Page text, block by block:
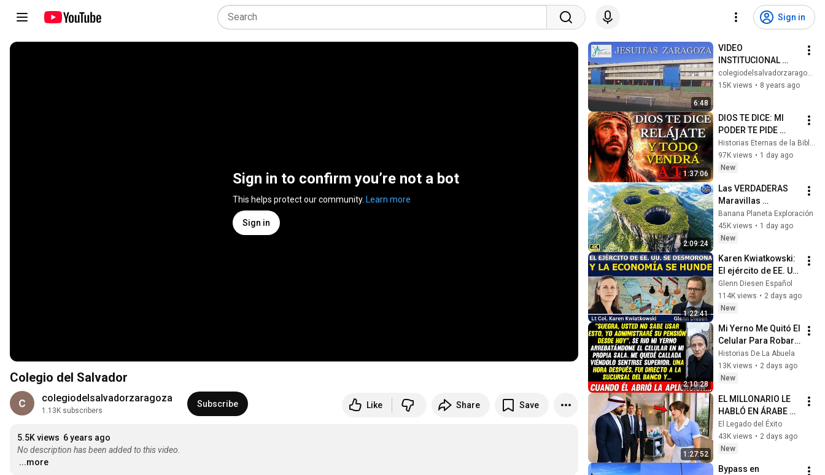
Sign in
Sign in to confirm you’re not a bot
This helps protect our community. Learn more
Sign in
Colegio del Salvador
colegiodelsalvadorzaragoza
1.13K subscribers
Subscribe Like Share Save
5.5K views 6 years ago
No description has been added to this video.
...more
6:48
VIDEO
INSTITUCIONAL
COLEGIO DEL
SALVADOR
colegiodelsalvadorzaragoza
15K views • 8 years ago
1:37:06
DIOS TE DICE: MI
PODER TE PIDE
RELÁJARTE Y
SOLTAR EL
CONTROL, TODO
MOMENTO
PERFECTO
Historias Eternas de la Biblia
97K views • 1 day ago
New
2:09:24
Las VERDADERAS
Maravillas
Naturales Que la
Mayoría de la Gente
Nunca Verá |
Banana Planeta Exploración
45K views • 1 day ago
New
1:22:41
Karen Kwiatkowski:
El ejército de EE. UU.
se desmorona y la
economía se hunde
Glenn Diesen Español
114K views • 2 days ago
New
2:10:28
Mi Yerno Me Quitó El
Celular Para Robar
Mi Pensión, Pero
Cuando Abrió La
Aplicación Del
Historias De La Abuela
13K views • 2 days ago
New
1:27:52
EL MILLONARIO LE
HABLÓ EN ÁRABE A
LA LIMPIADORA… Y
SU RESPUESTA
DEJÓ A TODOS
El Legado del Éxito
43K views • 2 days ago
New
Bypass en